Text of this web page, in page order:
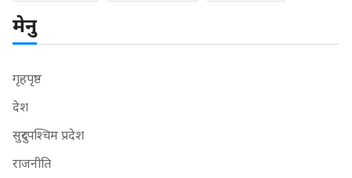
मेनु
गृहपृष्ठ
देश
सुदुरपश्चिम प्रदेश
राजनीति